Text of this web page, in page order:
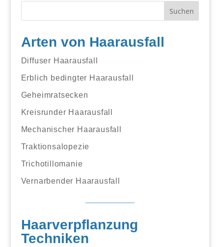
Arten von Haarausfall
Diffuser Haarausfall
Erblich bedingter Haarausfall
Geheimratsecken
Kreisrunder Haarausfall
Mechanischer Haarausfall
Traktionsalopezie
Trichotillomanie
Vernarbender Haarausfall
Haarverpflanzung
Techniken